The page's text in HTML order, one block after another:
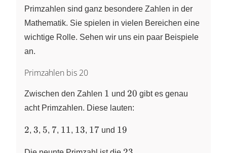
Primzahlen sind ganz besondere Zahlen in der
Mathematik. Sie spielen in vielen Bereichen eine
wichtige Rolle. Sehen wir uns ein paar Beispiele
an.
Primzahlen bis 20
Zwischen den Zahlen 1
1 und 20
20 gibt es genau
acht Primzahlen. Diese lauten:
2
2, 3
3, 5
5, 7
7, 11
11, 13
13, 17
17 und 19
19